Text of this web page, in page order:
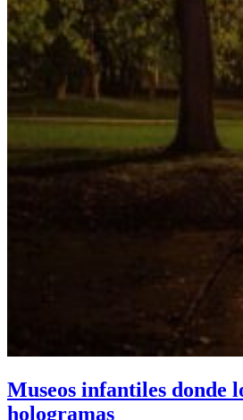
Museos infantiles donde
hologramas